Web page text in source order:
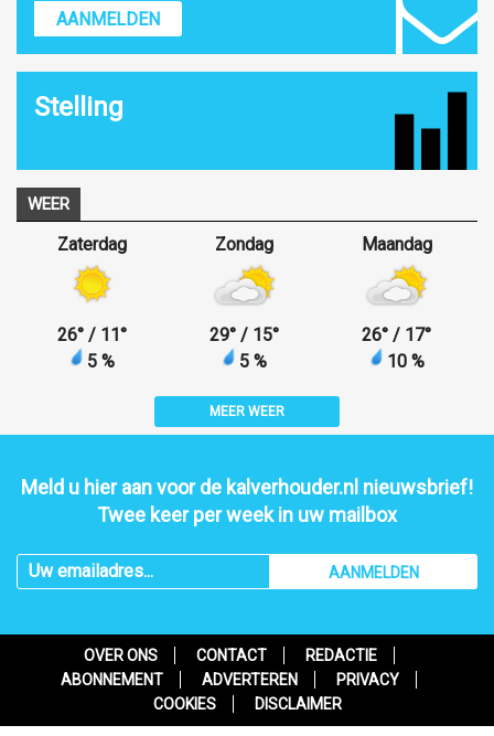
AANMELDEN
Stelling
WEER
Zaterdag
26° / 11°
5 %
Zondag
29° / 15°
5 %
Maandag
26° / 17°
10 %
MEER WEER
Meld u hier aan voor de kalverhouder.nl nieuwsbrief!
Twee keer per week in uw mailbox
AANMELDEN
OVER ONS CONTACT
REDACTIE
ABONNEMENT
ADVERTEREN
PRIVACY
COOKIES
DISCLAIMER